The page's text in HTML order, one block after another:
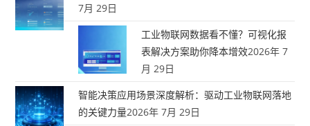
7月 29日
工业物联网数据看不懂？可视化报
表解决方案助你降本增效2026年 7
月 29日
智能决策应用场景深度解析：驱动工业物联网落地
的关键力量2026年 7月 29日